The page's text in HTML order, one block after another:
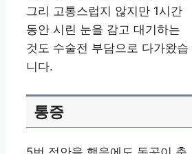
그리 고통스럽지 않지만 1시간
동안 시린 눈을 감고 대기하는
것도 수술전 부담으로 다가왔습
니다.
통증